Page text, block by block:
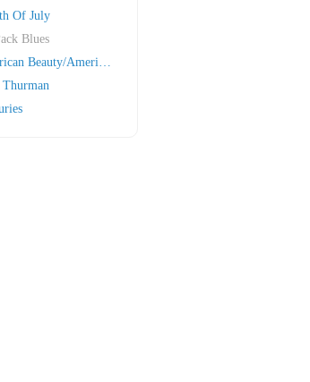
Of July
Blues
Beauty/American Psycho
Thurman